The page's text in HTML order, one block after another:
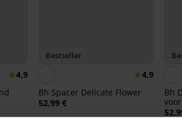
4,9
Bestseller
4,9
Bh Spacer Delicate Flower
52,99 €
Bh